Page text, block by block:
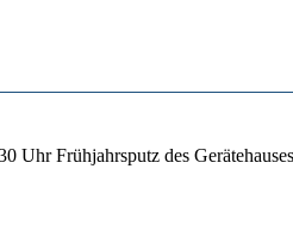
Uhr Frühjahrsputz des